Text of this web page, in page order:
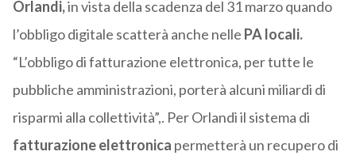
Orlandi,in vista della scadenza del 31 marzo quando
l’obbligo digitale scatterà anche nelle PA locali.
“L’obbligo di fatturazione elettronica, per tutte le
pubbliche amministrazioni, porterà alcuni miliardi di
risparmi alla collettività”,. Per Orlandi il sistema di
fatturazione elettronica permetterà un recupero di